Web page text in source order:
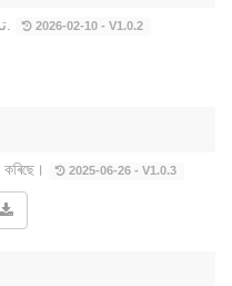
2026-02-10 - V1.0.2
2025-06-26 - V1.0.3